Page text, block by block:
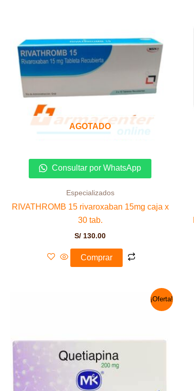
AGOTADO
Consultar por WhatsApp
Especializados
RIVATHROMB 15 rivaroxaban 15mg caja x
30 tab.
S/ 130.00
Comprar
¡Oferta!